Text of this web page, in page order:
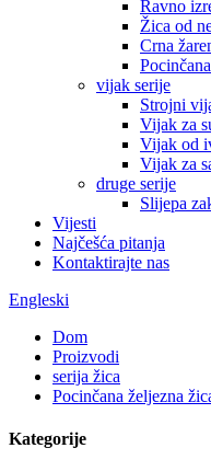
Ravno
Žica od
Crna
vijak serije
Strojni
Vijak za
Vijak od
Vijak za
druge serije
Slijepa
Vijesti
Najčešća pitanja
Kontaktirajte nas
Engleski
Dom
Proizvodi
serija žica
Pocinčana željezna
Kategorije